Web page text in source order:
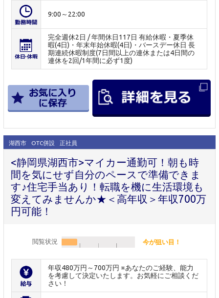
9:00～22:00
完全週休2日 / 年間休日117日 有給休暇・夏季休
暇(4日)・年末年始休暇(4日)・バースデー休日 長
期連続休暇制度(7日間以上の連休または4日間の
連休を2回/1年間に必ず1度)
湖西市 OTC併設 正社員
<静岡県湖西市>マイカー通勤可！朝も時
間を気にせず自分のペースで準備できま
す♪住宅手当あり！転職を機に生活環境も
変えてみませんか★＜高年収＞年収700万
円可能！
閲覧状況 今が狙い目！
年収480万円～700万円 ※あなたのご経験、能力
を考慮して決定いたします。お気軽にご相談くだ
さい！